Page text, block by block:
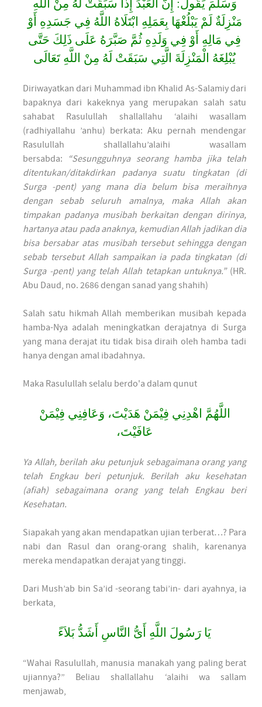
وَسَلَّمَ يَقُولُ: إِنَّ الْعَبْدَ إِذَا سَبَقَتْ لَهُ مِنْ اللَّهِ
مَنْزِلَةٌ لَمْ يَبْلُغْهَا بِعَمَلِهِ ابْتَلَاهُ اللَّهُ فِي جَسَدِهِ أَوْ
فِي مَالِهِ أَوْ فِي وَلَدِهِ ثُمَّ صَبَّرَهُ عَلَى ذَلِكَ حَتَّى
يُبْلِغَهُ الْمَنْزِلَةَ الَّتِي سَبَقَتْ لَهُ مِنْ اللَّهِ تَعَالَى
Diriwayatkan dari Muhammad ibn Khalid As-Salamiy dari
bapaknya dari kakeknya yang merupakan salah satu
sahabat Rasulullah shallallahu ‘alaihi wasallam
(radhiyallahu ’anhu) berkata: Aku pernah mendengar
Rasulullah shallallahu’alaihi wasallam
bersabda:
“Sesungguhnya seorang hamba jika telah
ditentukan/ditakdirkan padanya suatu tingkatan (di
Surga -pent) yang mana dia belum bisa meraihnya
dengan sebab seluruh amalnya, maka Allah akan
timpakan padanya musibah berkaitan dengan dirinya,
hartanya atau pada anaknya, kemudian Allah jadikan dia
bisa bersabar atas musibah tersebut sehingga dengan
sebab tersebut Allah sampaikan ia pada tingkatan (di
Surga -pent) yang telah Allah tetapkan untuknya.” (HR.
Abu Daud, no. 2686 dengan sanad yang shahih)
Salah satu hikmah Allah memberikan musibah kepada
hamba-Nya adalah meningkatkan derajatnya di Surga
yang mana derajat itu tidak bisa diraih oleh hamba tadi
hanya dengan amal ibadahnya.
Maka Rasulullah selalu berdo'a dalam qunut
اللَّهُمَّ اهْدِنِي فِيْمَنْ هَدَيْتَ، وَعَافِنِي فِيْمَنْ
عَافَيْتَ،
Ya Allah, berilah aku petunjuk sebagaimana orang yang
telah Engkau beri petunjuk. Berilah aku kesehatan
(afiah) sebagaimana orang yang telah Engkau beri
Kesehatan.
Siapakah yang akan mendapatkan ujian terberat…? Para
nabi dan Rasul dan orang-orang shalih, karenanya
mereka mendapatkan derajat yang tinggi.
Dari Mush’ab bin Sa’id -seorang tabi’in- dari ayahnya, ia
berkata,
يَا رَسُولَ اللَّهِ أَىُّ النَّاسِ أَشَدُّ بَلاَءً
“Wahai Rasulullah, manusia manakah yang paling berat
ujiannya?” Beliau shallallahu ‘alaihi wa sallam
menjawab,